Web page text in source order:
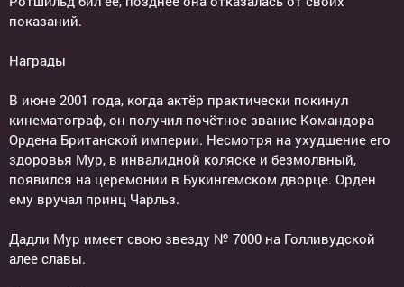
показаний.
Награды
В июне 2001 года, когда актёр практически покинул
кинематограф, он получил почётное звание Командора
Ордена Британской империи. Несмотря на ухудшение его
здоровья Мур, в инвалидной коляске и безмолвный,
появился на церемонии в Букингемском дворце. Орден
ему вручал принц Чарльз.
Дадли Мур имеет свою звезду № 7000 на Голливудской
алее славы.